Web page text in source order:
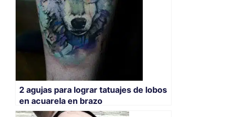
2 agujas para lograr tatuajes de lobos
en acuarela en brazo